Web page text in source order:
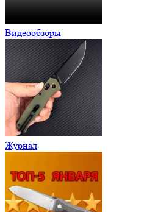
Видеообзоры
Журнал